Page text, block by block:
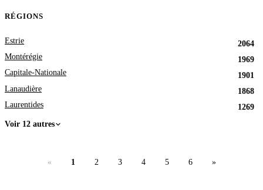
RÉGIONS
Estrie
2064
Montérégie
1969
Capitale-Nationale
1901
Lanaudière
1868
Laurentides
1269
Voir 12 autres
« 1 2 3 4 5 6 »